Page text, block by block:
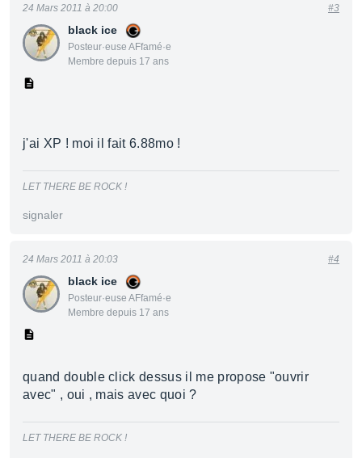
black ice
Posteur·euse AFfamé·e
Membre depuis 17 ans
24 Mars 2011 à 20:00 #3
j'ai XP ! moi il fait 6.88mo !
LET THERE BE ROCK !
signaler
black ice
Posteur·euse AFfamé·e
Membre depuis 17 ans
24 Mars 2011 à 20:03 #4
quand double click dessus il me propose "ouvrir
avec" , oui , mais avec quoi ?
LET THERE BE ROCK !